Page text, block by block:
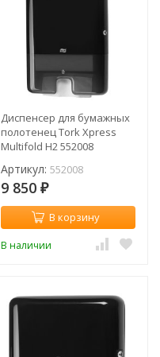
Диспенсер для бумажных
полотенец Tork Xpress
Multifold H2 552008
Артикул: 552008
9 850 ₽
В корзину
В наличии